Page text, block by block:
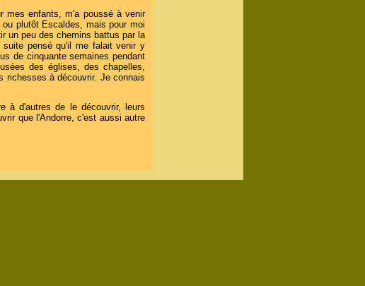
mes enfants, m'a poussé à venir
plutôt Escaldes, mais pour moi
un peu des chemins battus par la
pensé qu'il me falait venir y
de cinquante semaines pendant
des églises, des chapelles,
richesses à découvrir. Je connais
à d'autres de le découvrir, leurs
que l'Andorre, c'est aussi autre